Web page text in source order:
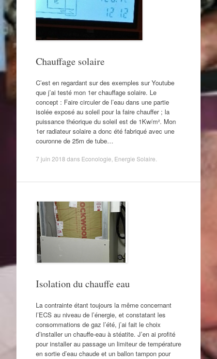
Chauffage solaire
C’est en regardant sur des exemples sur Youtube
que j’ai testé mon 1er chauffage solaire. Le
concept : Faire circuler de l’eau dans une partie
isolée exposé au soleil pour la faire chauffer ; la
puissance théorique du soleil est de 1Kw/m². Mon
1er radiateur solaire a donc été fabriqué avec une
couronne de 25m de tube…
7 juin 2018 dans Econologie Energie Solaire
Isolation du chauffe eau
La contrainte étant toujours la même concernant
l’ECS au niveau de l’énergie, et constatant les
consommations de gaz l’été, j’ai fait le choix
d’installer un chauffe-eau à stéatite. J’en ai profité
pour installer au passage un limiteur de température
en sortie d’eau chaude et un ballon tampon pour